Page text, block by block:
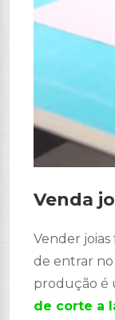
Venda
Vender joias
de entrar no
produção é
de corte a